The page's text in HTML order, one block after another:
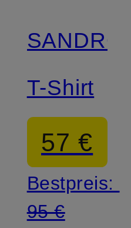
SANDRO
T-Shirt
57 €
Bestpreis:
95 €